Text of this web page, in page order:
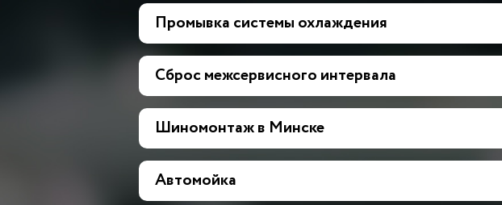
Промывка системы охлаждения
Сброс межсервисного интервала
Шиномонтаж в Минске
Автомойка